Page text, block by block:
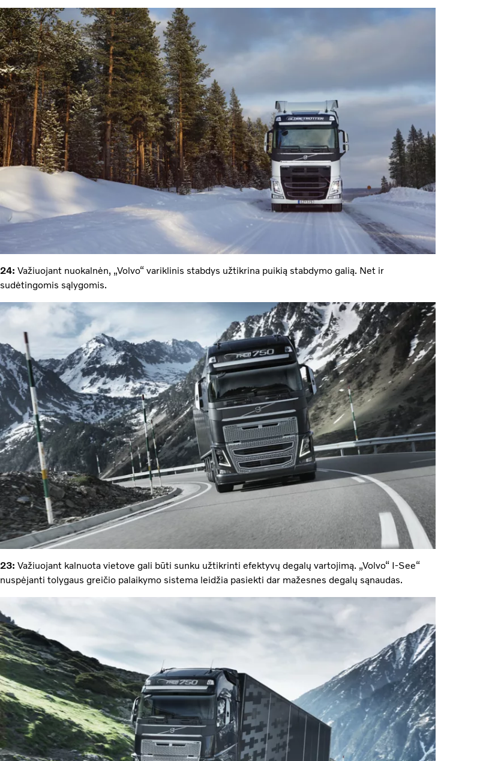
24: Važiuojant nuokalnėn, „Volvo“ variklinis stabdys užtikrina puikią stabdymo galią. Net ir
sudėtingomis sąlygomis.
23: Važiuojant kalnuota vietove gali būti sunku užtikrinti efektyvų degalų vartojimą. „Volvo“ I-See“
nuspėjanti tolygaus greičio palaikymo sistema leidžia pasiekti dar mažesnes degalų sąnaudas.